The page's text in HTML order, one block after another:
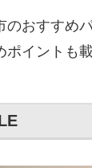
のおすすめ
ポイントも